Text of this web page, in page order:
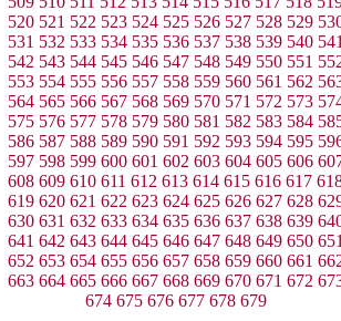
520 521 522 523 524 525 526 527 528 529
531 532 533 534 535 536 537 538 539 540
542 543 544 545 546 547 548 549 550 551
553 554 555 556 557 558 559 560 561 562
564 565 566 567 568 569 570 571 572 573
575 576 577 578 579 580 581 582 583 584
586 587 588 589 590 591 592 593 594 595
597 598 599 600 601 602 603 604 605 606
608 609 610 611 612 613 614 615 616 617
619 620 621 622 623 624 625 626 627 628
630 631 632 633 634 635 636 637 638 639
641 642 643 644 645 646 647 648 649 650
652 653 654 655 656 657 658 659 660 661
663 664 665 666 667 668 669 670 671 672
674 675 676 677 678 679